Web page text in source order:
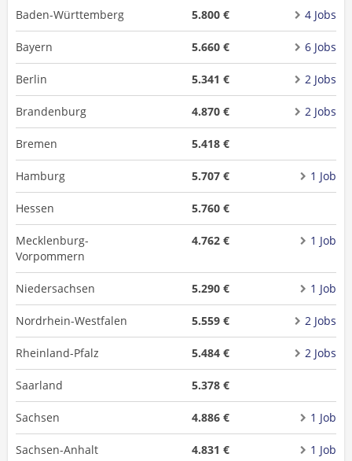
Baden-Württemberg 5.800 € 4 Jobs
Bayern 5.660 € 6 Jobs
Berlin 5.341 € 2 Jobs
Brandenburg 4.870 € 2 Jobs
Bremen 5.418 €
Hamburg 5.707 € 1 Job
Hessen 5.760 €
Mecklenburg-
Vorpommern
4.762 € 1 Job
Niedersachsen 5.290 € 1 Job
Nordrhein-Westfalen 5.559 € 2 Jobs
Rheinland-Pfalz 5.484 € 2 Jobs
Saarland 5.378 €
Sachsen 4.886 € 1 Job
Sachsen-Anhalt 4.831 € 1 Job